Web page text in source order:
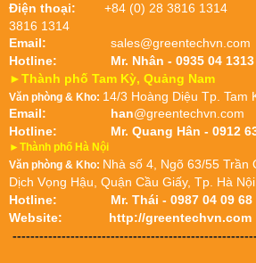
Điện thoại: +84 (0) 28 3816
3816 1314
Email:
sales@greentechvn.com
Hotline:
Mr. Nhân - 0935 04 1313
►Thành phố Tam Kỳ, Quảng Nam
Văn phòng & Kho: 14/3 Hoàng Diệu Tp. Tam
Email:
han@greentechvn.com
Hotline:
Mr. Quang Hân - 0912
►Thành phố Hà Nội
Văn phòng & Kho: Nhà số 4, Ngõ 63/55 Trần
Dịch Vọng Hậu, Quận Cầu Giấy, Tp. Hà Nội
Hotline:
Mr. Thái - 0987 04 09 68
Website: http://greentechvn.com